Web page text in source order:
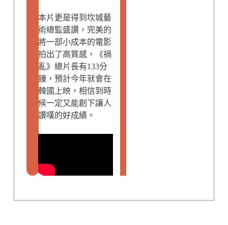
本片更是得到坎城藝
術總監盛讚，完美的
將一部小成本的電影
拍出了高質感，《禍
亂》總片長有133分
鐘，預計今年就會在
韓國上映，相信到時
候一定又能創下讓人
讚嘆的好成績。